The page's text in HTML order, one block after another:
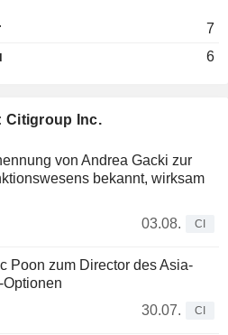
Citigroup Inc.
von Andrea Gacki zur
bekannt, wirksam
03.08.
CI
Poon zum Director des Asia-
Optionen
30.07.
CI
7
6